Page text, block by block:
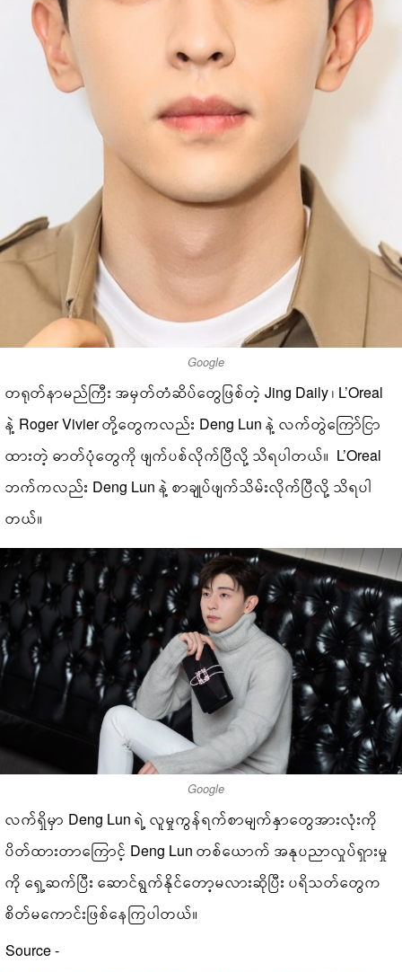
Google
တရုတ်နာမည်ကြီး အမှတ်တံဆိပ်တွေဖြစ်တဲ့ Jing Daily ၊ L’Oreal
နဲ့ Roger Vivier တို့တွေကလည်း Deng Lun နဲ့ လက်တွဲကြော်ငြာ
ထားတဲ့ ဓာတ်ပုံတွေကို ဖျက်ပစ်လိုက်ပြီလို့ သိရပါတယ်။ L’Oreal
ဘက်ကလည်း Deng Lun နဲ့ စာချုပ်ဖျက်သိမ်းလိုက်ပြီလို့ သိရပါ
တယ်။
Google
လက်ရှိမှာ Deng Lun ရဲ့ လူမှုကွန်ရက်စာမျက်နှာတွေအားလုံးကို
ပိတ်ထားတာကြောင့် Deng Lun တစ်ယောက် အနုပညာလှုပ်ရှားမှု
ကို ရှေ့ဆက်ပြီး ဆောင်ရွက်နိုင်တော့မလားဆိုပြီး ပရိသတ်တွေက
စိတ်မကောင်းဖြစ်နေကြပါတယ်။
Source -